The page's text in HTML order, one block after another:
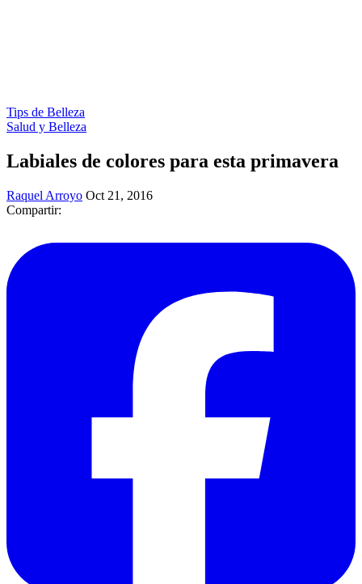
Tips de Belleza
Salud y Belleza
Labiales de colores para esta primavera
Raquel Arroyo Oct 21, 2016
Compartir: